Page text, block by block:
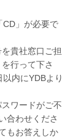
CD」が必要で
貴社窓口ご担
を行って下さ
内にYDBより
ワードがご不
合わせくださ
もお答えしか